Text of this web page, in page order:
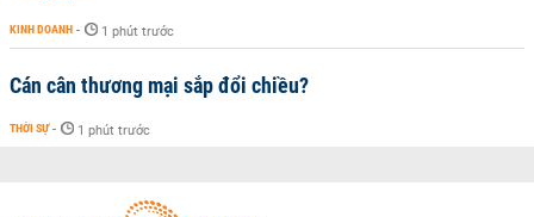
KINH DOANH - 1 phút trước
Cán cân thương mại sắp đổi chiều?
THỜI SỰ - 1 phút trước